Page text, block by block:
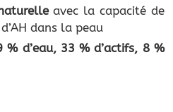
avec la capacité de
dans la peau
% d’eau, 33 % d’actifs, 8 %